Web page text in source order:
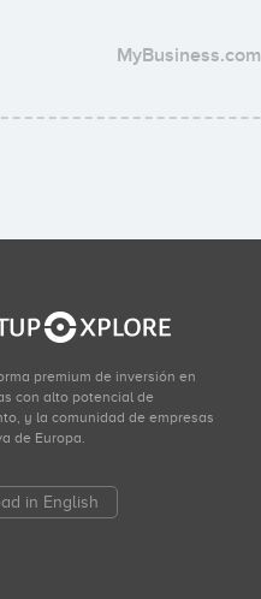
MyBusiness.com
premium de inversión en
con alto potencial de
y la comunidad de empresas
de Europa.
in English